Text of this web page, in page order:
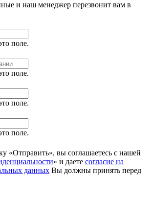
и наш менеджер перезвонит вам в
поле.
поле.
поле.
поле.
«Отправить», вы соглашаетесь с нашей
» и даете согласие на
данных Вы должны принять перед